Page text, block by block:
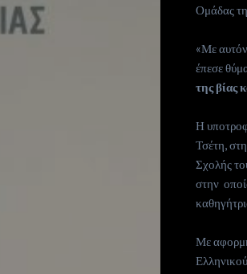
Who
we
are
Life
Ομάδας
«Με
έπεσε
της βίας
Η
Τσέτη,
Σχολής
στην
Με